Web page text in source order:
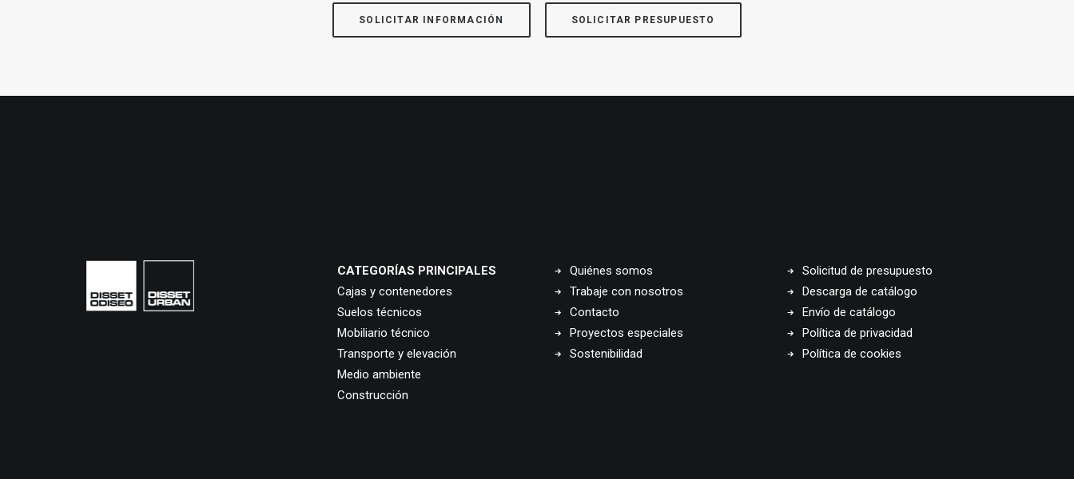
SOLICITAR INFORMACIÓN SOLICITAR PRESUPUESTO
CATEGORÍAS PRINCIPALES
Cajas y contenedores
Suelos técnicos
Mobiliario técnico
Transporte y elevación
Medio ambiente
Construcción
Quiénes somos
Trabaje con nosotros
Contacto
Proyectos especiales
Sostenibilidad
Solicitud de presupuesto
Descarga de catálogo
Envío de catálogo
Política de privacidad
Política de cookies